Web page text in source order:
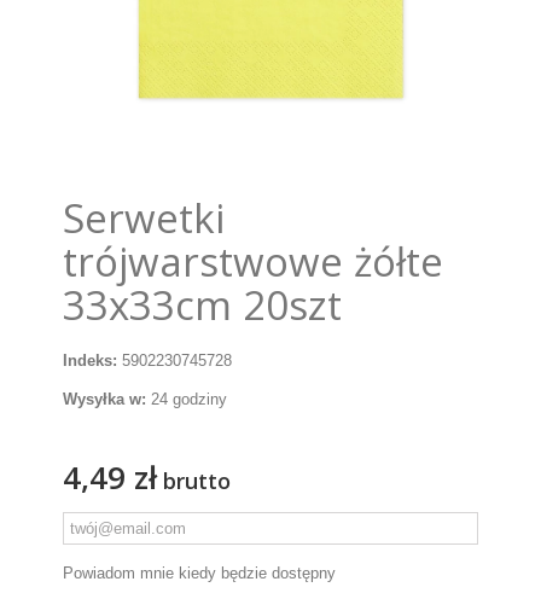
Serwetki
trójwarstwowe żółte
33x33cm 20szt
Indeks: 5902230745728
Wysyłka w: 24 godziny
4,49 złbrutto
Powiadom mnie kiedy będzie dostępny